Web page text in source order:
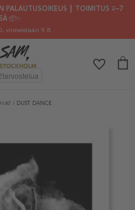
PALAUTUSOIKEUS ┃ TOIMITUS 2–7
📦✨
, viimeistään 9.8.
/ DUST DANCE